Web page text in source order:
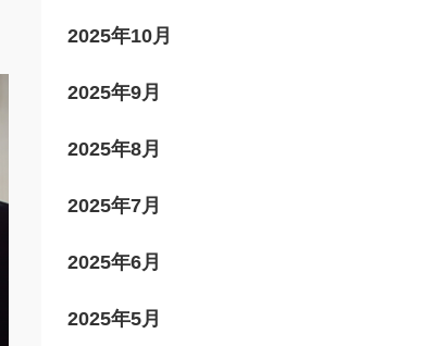
2025年10月
2025年9月
2025年8月
2025年7月
2025年6月
2025年5月